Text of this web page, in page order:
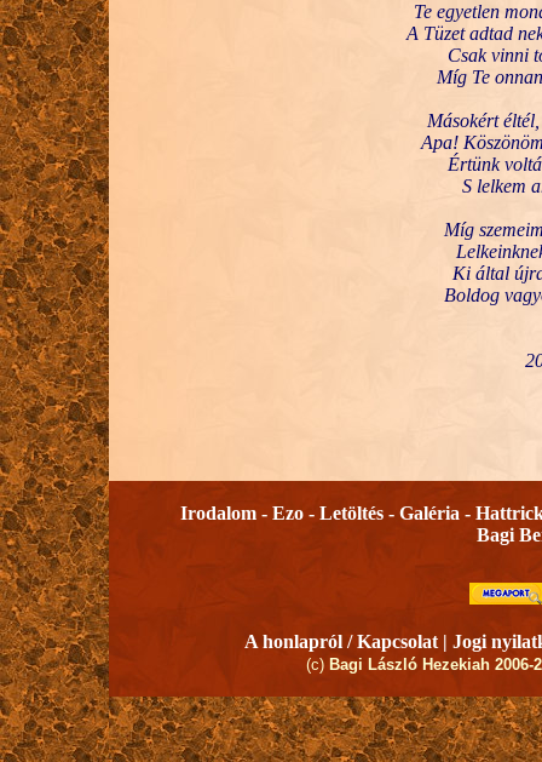
Te egyetlen
A Tüzet adtad
Csak vinni
Míg Te
Másokért
Apa!
Értünk
S lelkem
Míg
Ki által
Boldog
Irodalom - Ezo - Letöltés - Galéria -
Bagi
A honlapról / Kapcsolat | Jogi
(c) Bagi László Hezekiah